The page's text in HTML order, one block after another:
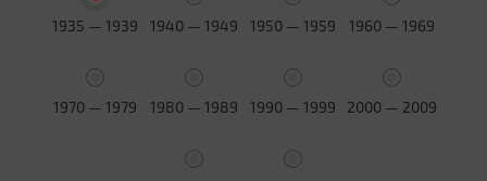
1935 — 1939 1940 — 1949 1950 — 1959 1960 — 1969
1970 — 1979 1980 — 1989 1990 — 1999 2000 — 2009